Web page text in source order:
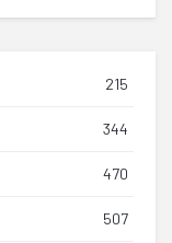
215
344
470
507